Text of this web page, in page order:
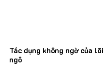
Tác dụng không ngờ của lõi
ngô